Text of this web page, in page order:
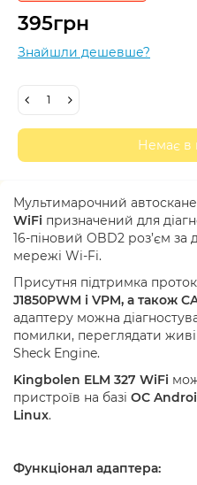
395грн
Знайшли дешевше?
Немає в
Мультимарочний
WiFi призначений для
16-піновий OBD2 роз’єм
мережі Wi-Fi.
Присутня підтримка
J1850PWM і VPM, а також
адаптеру можна
помилки, переглядати живі
Sheck Engine.
Kingbolen ELM 327 WiFi
пристроїв на базі ОС
Linux.
Функціонал адаптера: